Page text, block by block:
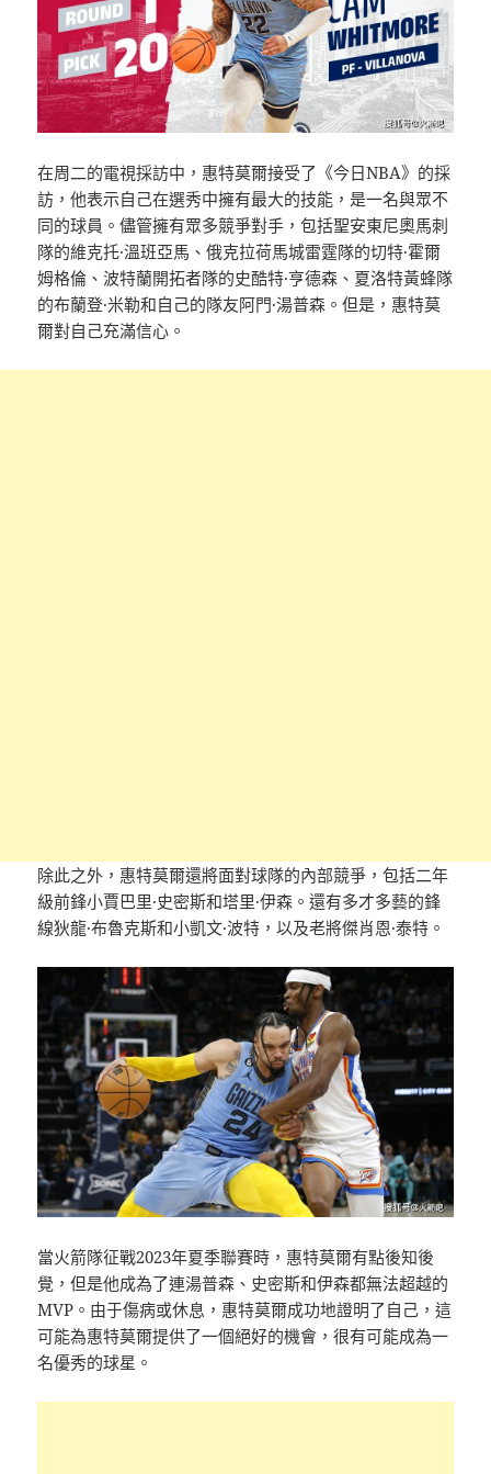
在周二的電視採訪中，惠特莫爾接受了《今日NBA》的採
訪，他表示自己在選秀中擁有最大的技能，是一名與眾不
同的球員。儘管擁有眾多競爭對手，包括聖安東尼奧馬刺
隊的維克托·溫班亞馬、俄克拉荷馬城雷霆隊的切特·霍爾
姆格倫、波特蘭開拓者隊的史酷特·亨德森、夏洛特黃蜂隊
的布蘭登·米勒和自己的隊友阿門·湯普森。但是，惠特莫
爾對自己充滿信心。
除此之外，惠特莫爾還將面對球隊的內部競爭，包括二年
級前鋒小賈巴里·史密斯和塔里·伊森。還有多才多藝的鋒
線狄龍·布魯克斯和小凱文·波特，以及老將傑肖恩·泰特。
當火箭隊征戰2023年夏季聯賽時，惠特莫爾有點後知後
覺，但是他成為了連湯普森、史密斯和伊森都無法超越的
MVP。由于傷病或休息，惠特莫爾成功地證明了自己，這
可能為惠特莫爾提供了一個絕好的機會，很有可能成為一
名優秀的球星。